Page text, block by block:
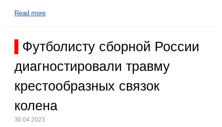
Read more
Футболисту сборной России
диагностировали травму
крестообразных связок
колена
30.04.2023